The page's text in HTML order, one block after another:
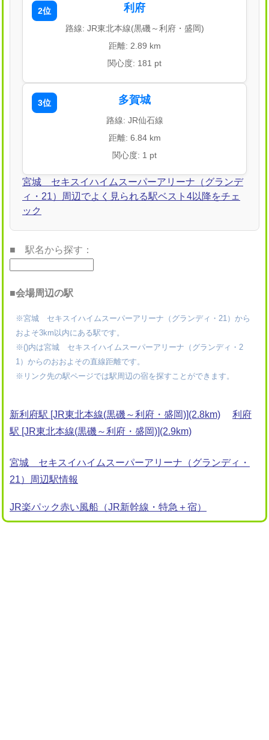
2位 利府
路線: JR東北本線(黒磯～利府・盛岡)
距離: 2.89 km
関心度: 181 pt
3位 多賀城
路線: JR仙石線
距離: 6.84 km
関心度: 1 pt
宮城 セキスイハイムスーパーアリーナ（グランデ
ィ・21）周辺でよく見られる駅ベスト4以降をチェ
ック
■ 駅名から探す：
■会場周辺の駅
※宮城 セキスイハイムスーパーアリーナ（グランディ・21）から
およそ3km以内にある駅です。
※()内は宮城 セキスイハイムスーパーアリーナ（グランディ・2
1）からのおおよその直線距離です。
※リンク先の駅ページでは駅周辺の宿を探すことができます。
新利府駅 [JR東北本線(黒磯～利府・盛岡)](2.8km)
利府
駅 [JR東北本線(黒磯～利府・盛岡)](2.9km)
宮城 セキスイハイムスーパーアリーナ（グランディ・
21）周辺駅情報
JR楽パック赤い風船（JR新幹線・特急＋宿）